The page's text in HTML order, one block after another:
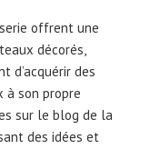
offrent une
décorés,
d’acquérir des
à son propre
sur le blog de la
des idées et